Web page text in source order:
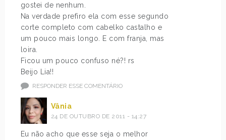
gostei de nenhum.
Na verdade prefiro ela com esse segundo
corte completo com cabelko castalho e
um pouco mais longo. E com franja, mas
loira.
Ficou um pouco confuso né?! rs
Beijo Lia!!
RESPONDER ESSE COMENTÁRIO
Vânia
24 DE OUTUBRO DE 2011 - 14:27
Eu não acho que esse seja o melhor